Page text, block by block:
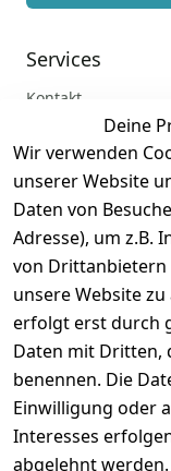
Deine
Wir verwenden
unserer Website
Daten von
Adresse), um z.B.
von
unsere Website
erfolgt erst durch
Daten mit Dritten,
benennen. Die
Einwilligung oder
Interesses
abgelehnt
Services
Kontakt
Registrieren
Zahlung und